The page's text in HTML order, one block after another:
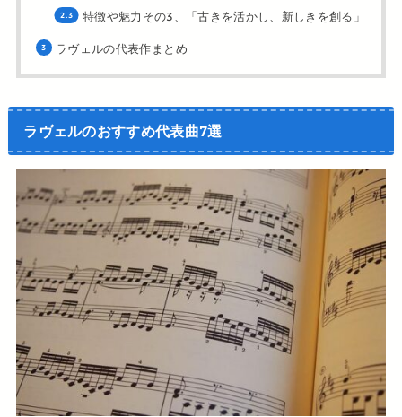
特徴や魅力その3、「古きを活かし、新しきを創る」
ラヴェルの代表作まとめ
ラヴェルのおすすめ代表曲7選